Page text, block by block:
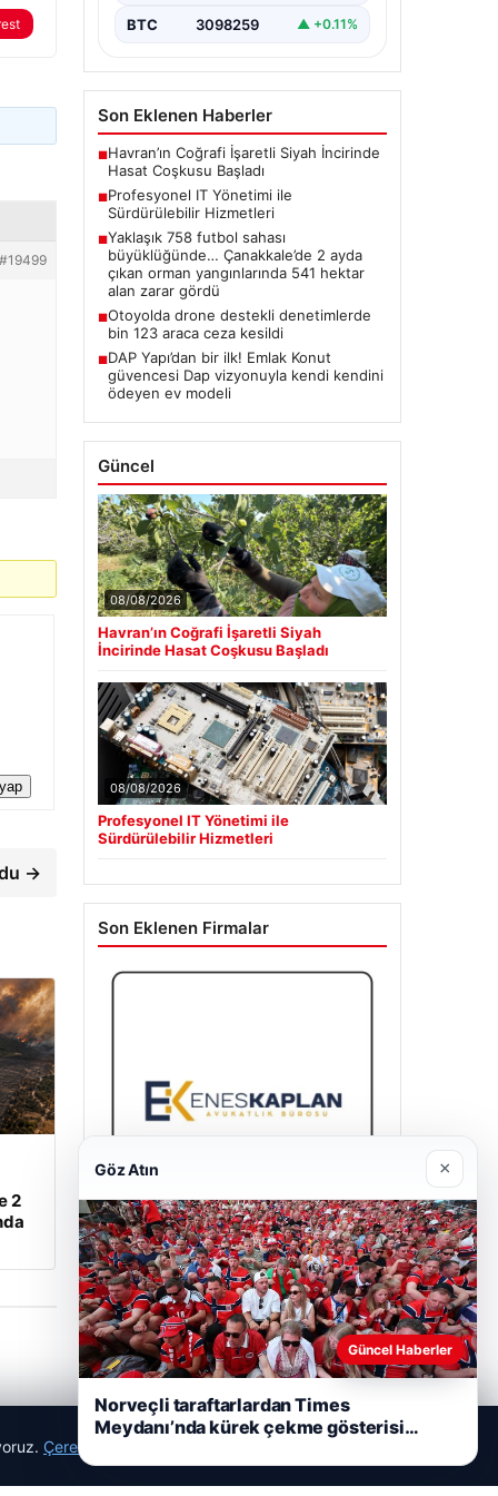
#19499
→
2
BTC 3098259 ▲ +0.11%
Son Eklenen Haberler
■Havran’ın Coğrafi İşaretli Siyah İncirinde
Hasat Coşkusu Başladı
■Profesyonel IT Yönetimi ile
Sürdürülebilir Hizmetleri
■Yaklaşık 758 futbol sahası
büyüklüğünde… Çanakkale’de 2 ayda
çıkan orman yangınlarında 541 hektar
alan zarar gördü
■Otoyolda drone destekli denetimlerde
bin 123 araca ceza kesildi
■DAP Yapı’dan bir ilk! Emlak Konut
güvencesi Dap vizyonuyla kendi kendini
ödeyen ev modeli
Güncel
08/08/2026
Havran’ın Coğrafi İşaretli Siyah
İncirinde Hasat Coşkusu Başladı
08/08/2026
Profesyonel IT Yönetimi ile
Sürdürülebilir Hizmetleri
Son Eklenen Firmalar
Enes Kaplan Avukatlık Bürosu
28/04/2026
Çerez Politikamız
Göz Atın ×
Güncel Haberler
Norveçli taraftarlardan Times
Meydanı’nda kürek çekme gösterisi…